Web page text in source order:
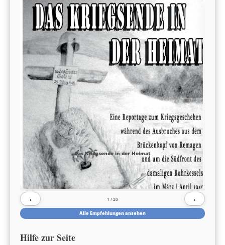
Das Kriegsende in der Heimat
‹ 1 / 20 ›
Alle Empfehlungen ansehen
Hilfe zur Seite